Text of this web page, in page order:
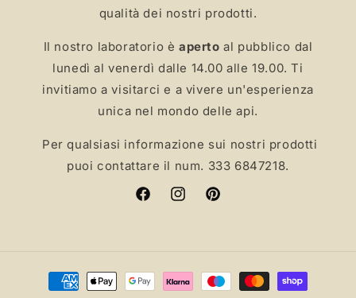
qualità dei nostri prodotti.
Il nostro laboratorio èaperto al pubblico dal
lunedì al venerdì dalle 14.00 alle 19.00. Ti
invitiamo a visitarci e a vivere un'esperienza
unica nel mondo delle api.
Per qualsiasi informazione sui nostri prodotti
puoi contattare il num. 333 6847218.
FacebookInstagramPinterest
Metodi